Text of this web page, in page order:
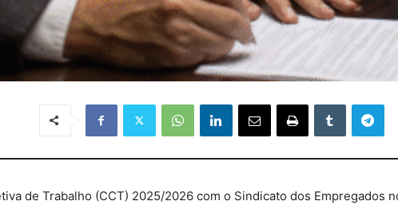
de Trabalho (CCT) 2025/2026 com o Sindicato dos Empregados